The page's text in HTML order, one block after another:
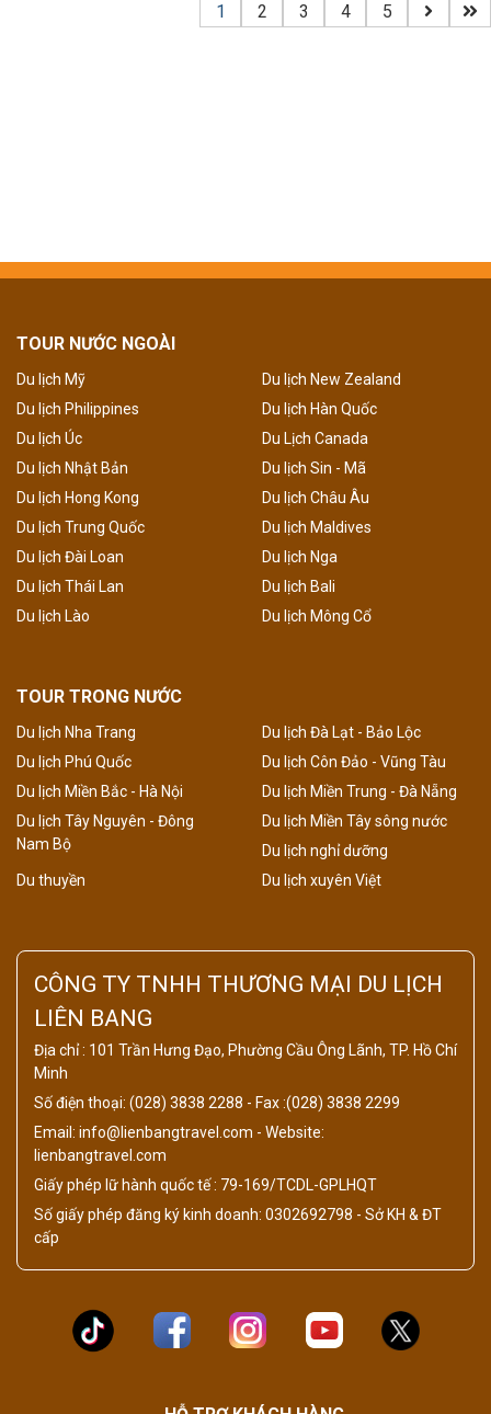
1 2 3 4 5
TOUR NƯỚC NGOÀI
Du lịch Mỹ
Du lịch New Zealand
Du lịch Philippines
Du lịch Hàn Quốc
Du lịch Úc
Du Lịch Canada
Du lịch Nhật Bản
Du lịch Sin - Mã
Du lịch Hong Kong
Du lịch Châu Âu
Du lịch Trung Quốc
Du lịch Maldives
Du lịch Đài Loan
Du lịch Nga
Du lịch Thái Lan
Du lịch Bali
Du lịch Lào
Du lịch Mông Cổ
TOUR TRONG NƯỚC
Du lịch Nha Trang
Du lịch Đà Lạt - Bảo Lộc
Du lịch Phú Quốc
Du lịch Côn Đảo - Vũng Tàu
Du lịch Miền Bắc - Hà Nội
Du lịch Miền Trung - Đà Nẵng
Du lịch Tây Nguyên - Đông
Nam Bộ
Du lịch Miền Tây sông nước
Du lịch nghỉ dưỡng
Du thuyền
Du lịch xuyên Việt
CÔNG TY TNHH THƯƠNG MẠI DU LỊCH
LIÊN BANG
Địa chỉ : 101 Trần Hưng Đạo, Phường Cầu Ông Lãnh, TP. Hồ Chí
Minh
Số điện thoại: (028) 3838 2288 - Fax :(028) 3838 2299
Email: info@lienbangtravel.com - Website:
lienbangtravel.com
Giấy phép lữ hành quốc tế : 79-169/TCDL-GPLHQT
Số giấy phép đăng ký kinh doanh: 0302692798 - Sở KH & ĐT
cấp